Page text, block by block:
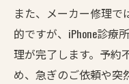
また、メーカー修理
的ですが、iPhone診療
理が完了します。予約
め、急ぎのご依頼や突